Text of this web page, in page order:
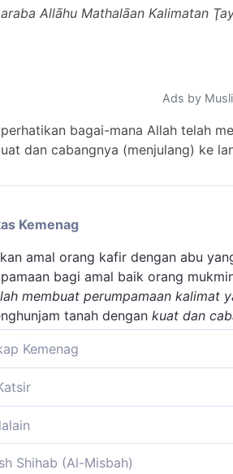
Allāhu Mathalāan Kalimatan
Ads by
bagai-mana Allah telah
dan cabangnya (menjulang) ke
Kemenag
amal orang kafir dengan abu
bagi amal baik orang
membuat perumpamaan kalimat
tanah dengan kuat dan
Kemenag
disebutkan dalam ayat ini ialah
ajaran tauhid, seperti "La
mencegah mereka dari
menghunjam ke bumi. Akar
tanah dan (2) menopang
telah meriwayatkan dari Ibnu Abbas
yang baik.
memperhatikan
Shihab (Al-Misbah)